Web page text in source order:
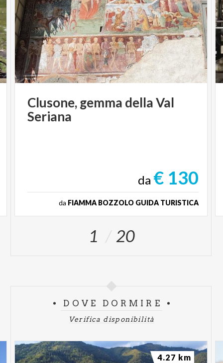
Clusone,gemma dellaVal
Seriana
da € 130
da FIAMMA BOZZOLO GUIDA TURISTICA
1 20
DOVE DORMIRE
Verifica disponibilità
4.27 km